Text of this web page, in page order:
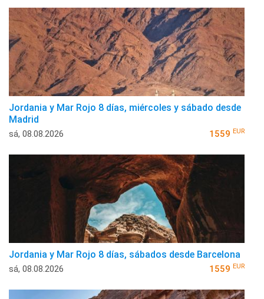
Jordania y Mar Rojo 8 días, miércoles y sábado desde
Madrid
sá, 08.08.2026 1559 EUR
Jordania y Mar Rojo 8 días, sábados desde Barcelona
sá, 08.08.2026 1559 EUR